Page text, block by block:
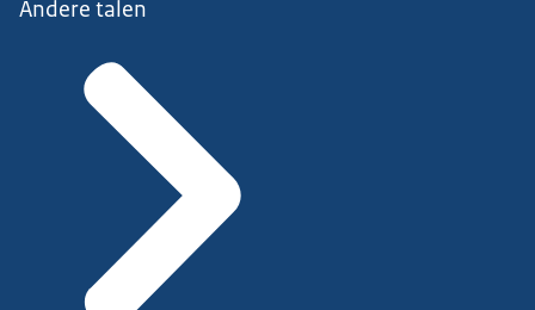
Andere talen